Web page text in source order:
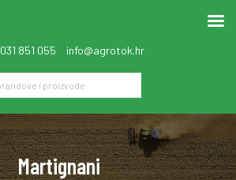
031 851 055 info@agrotok.hr
Martignani